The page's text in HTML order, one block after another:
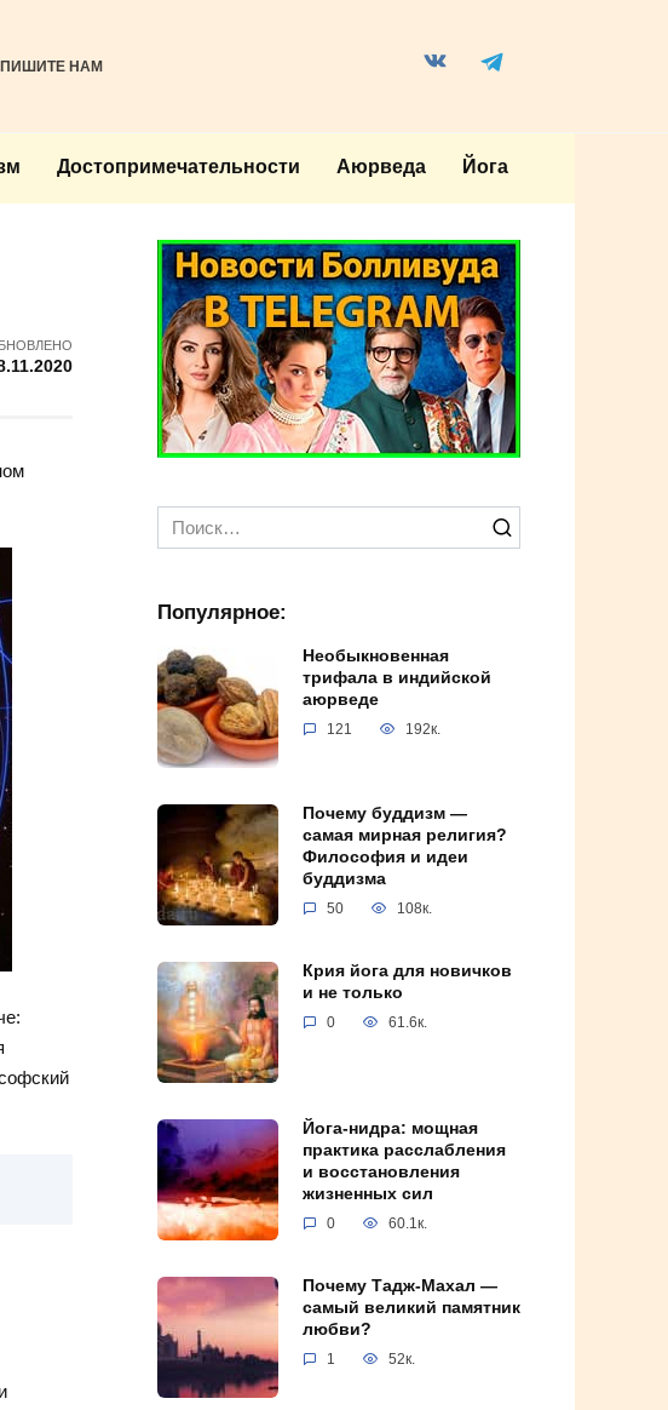
НАМ
Достопримечательности Аюрведа Йога
Search
for:
Популярное:
Необыкновенная
трифала в индийской
аюрведе
121 192к.
Почему буддизм —
самая мирная религия?
Философия и идеи
буддизма
50 108к.
Крия йога для новичков
и не только
0 61.6к.
Йога-нидра: мощная
практика расслабления
и восстановления
жизненных сил
0 60.1к.
Почему Тадж-Махал —
самый великий памятник
любви?
1 52к.